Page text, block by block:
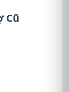
Cũ